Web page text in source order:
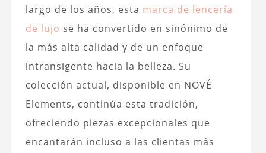
largo de los años, esta marca de lencería
de lujo se ha convertido en sinónimo de
la más alta calidad y de un enfoque
intransigente hacia la belleza. Su
colección actual, disponible en NOVÉ
Elements, continúa esta tradición,
ofreciendo piezas excepcionales que
encantarán incluso a las clientas más